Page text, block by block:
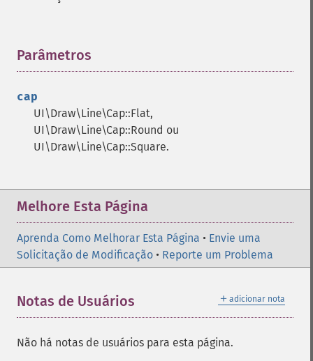
Parâmetros
cap
UI\Draw\Line\Cap::Flat,
UI\Draw\Line\Cap::Round ou
UI\Draw\Line\Cap::Square.
Melhore Esta Página
Aprenda Como Melhorar Esta Página • Envie uma
Solicitação de Modificação • Reporte um Problema
＋ adicionar nota
Notas de Usuários
Não há notas de usuários para esta página.